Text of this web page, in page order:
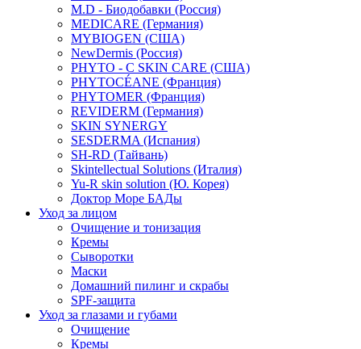
M.D - Биодобавки (Россия)
MEDICARE (Германия)
MYBIOGEN (США)
NewDermis (Россия)
PHYTO - C SKIN CARE (США)
PHYTOCÉANE (Франция)
PHYTOMER (Франция)
REVIDERM (Германия)
SKIN SYNERGY
SESDERMA (Испания)
SH-RD (Тайвань)
Skintellectual Solutions (Италия)
Yu-R skin solution (Ю. Корея)
Доктор Море БАДы
Уход за лицом
Очищение и тонизация
Кремы
Сыворотки
Маски
Домашний пилинг и скрабы
SPF-защита
Уход за глазами и губами
Очищение
Кремы